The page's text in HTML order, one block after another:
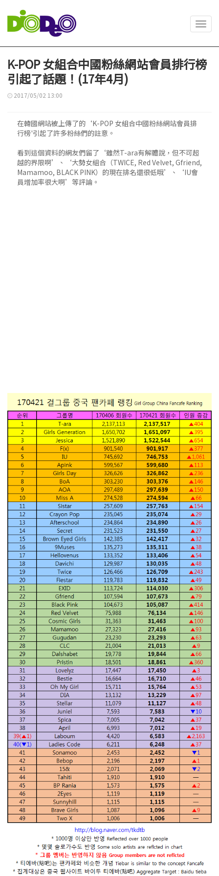
K-POP 女組合中國粉絲網站會員排行榜
引起了話題！(17年4月)
2017/05/02 13:00
在韓國網站被上傳了的‘K-POP 女組合中國粉絲網站會員排
行榜'引起了許多粉絲們的註意。
看到這個資料的網友們留了‘雖然T-ara有解體說，但不可超
越的界限啊’、‘大勢女組合（TWICE, Red Velvet, Gfriend,
Mamamoo, BLACK PINK）的現在排名還很低哦’、‘IU會
員增加率很大啊’等評論。